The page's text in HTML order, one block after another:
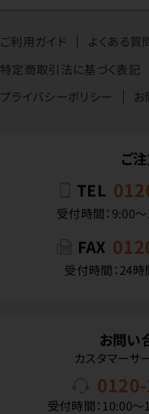
ご利用ガイド よくある質
特定商取引法に基づく表記
プライバシーポリシー
ご
TEL
受付時間：9:00
FAX
受付時間：24
お問い
カスタマーサ
受付時間：10:00